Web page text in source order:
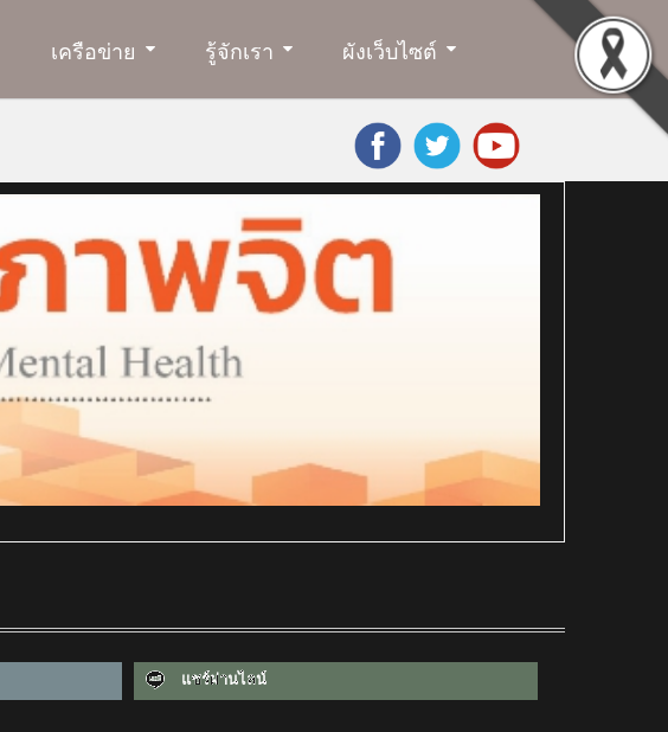
เครือข่าย รู้จักเรา ผังเว็บไซต์
แชร์ผ่านไลน์